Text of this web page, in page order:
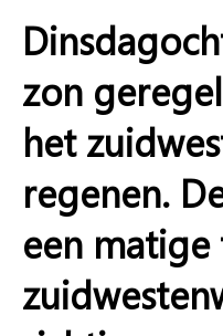
zon
het
regenen.
een